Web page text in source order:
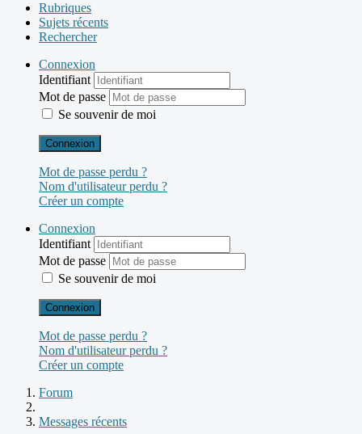
Rubriques
Sujets récents
Rechercher
Connexion
Identifiant
Mot de passe
Se souvenir de moi
Connexion
Mot de passe perdu ?
Nom d'utilisateur perdu ?
Créer un compte
Connexion
Identifiant
Mot de passe
Se souvenir de moi
Connexion
Mot de passe perdu ?
Nom d'utilisateur perdu ?
Créer un compte
Forum
Messages récents